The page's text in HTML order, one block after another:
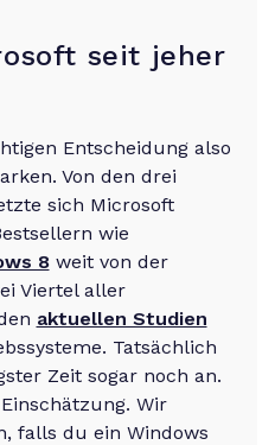
seit jeher
Entscheidung also
Von den drei
sich Microsoft
wie
8weit von der
Viertel aller
aktuellen Studien
Tatsächlich
Zeit sogar noch an.
Wir
falls du ein Windows